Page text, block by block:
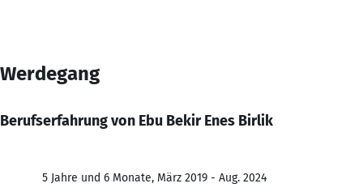
Werdegang
Berufserfahrung von Ebu Bekir Enes Birlik
5 Jahre und 6 Monate, März 2019 - Aug. 2024